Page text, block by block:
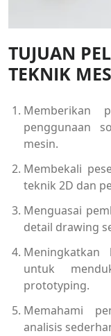
TUJUAN
TEKNIK
Memberikan
penggunaan
mesin.
Membekali
teknik 2D dan
Menguasai
detail drawing
untuk
prototyping.
Memahami
analisis